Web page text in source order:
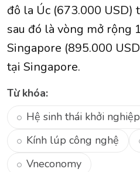
đô la Úc (673.000 USD)
sau đó là vòng mở rộng
Singapore (895.000
tại Singapore.
Từ khóa:
Hệ sinh thái khởi
Kính lúp công nghệ
Vneconomy